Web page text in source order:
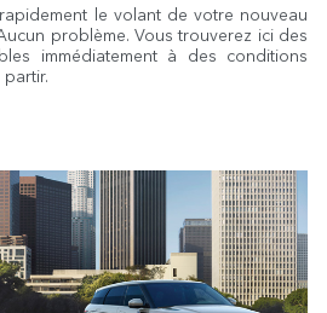
le volant de votre nouveau
problème. Vous trouverez ici des
immédiatement à des conditions